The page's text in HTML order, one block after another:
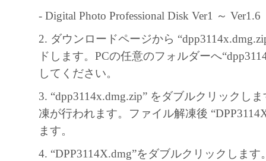
- Digital Photo Professional Disk Ver1 ～ Ver1.6
2. ダウンロードページから
ドします。PCの任意のフォルダーへ
してください。
3. “dpp3114x.dmg.zip” をダブルクリックし
凍が行われます。ファイル解凍後
ます。
4. “DPP3114X.dmg”をダブルクリックしま